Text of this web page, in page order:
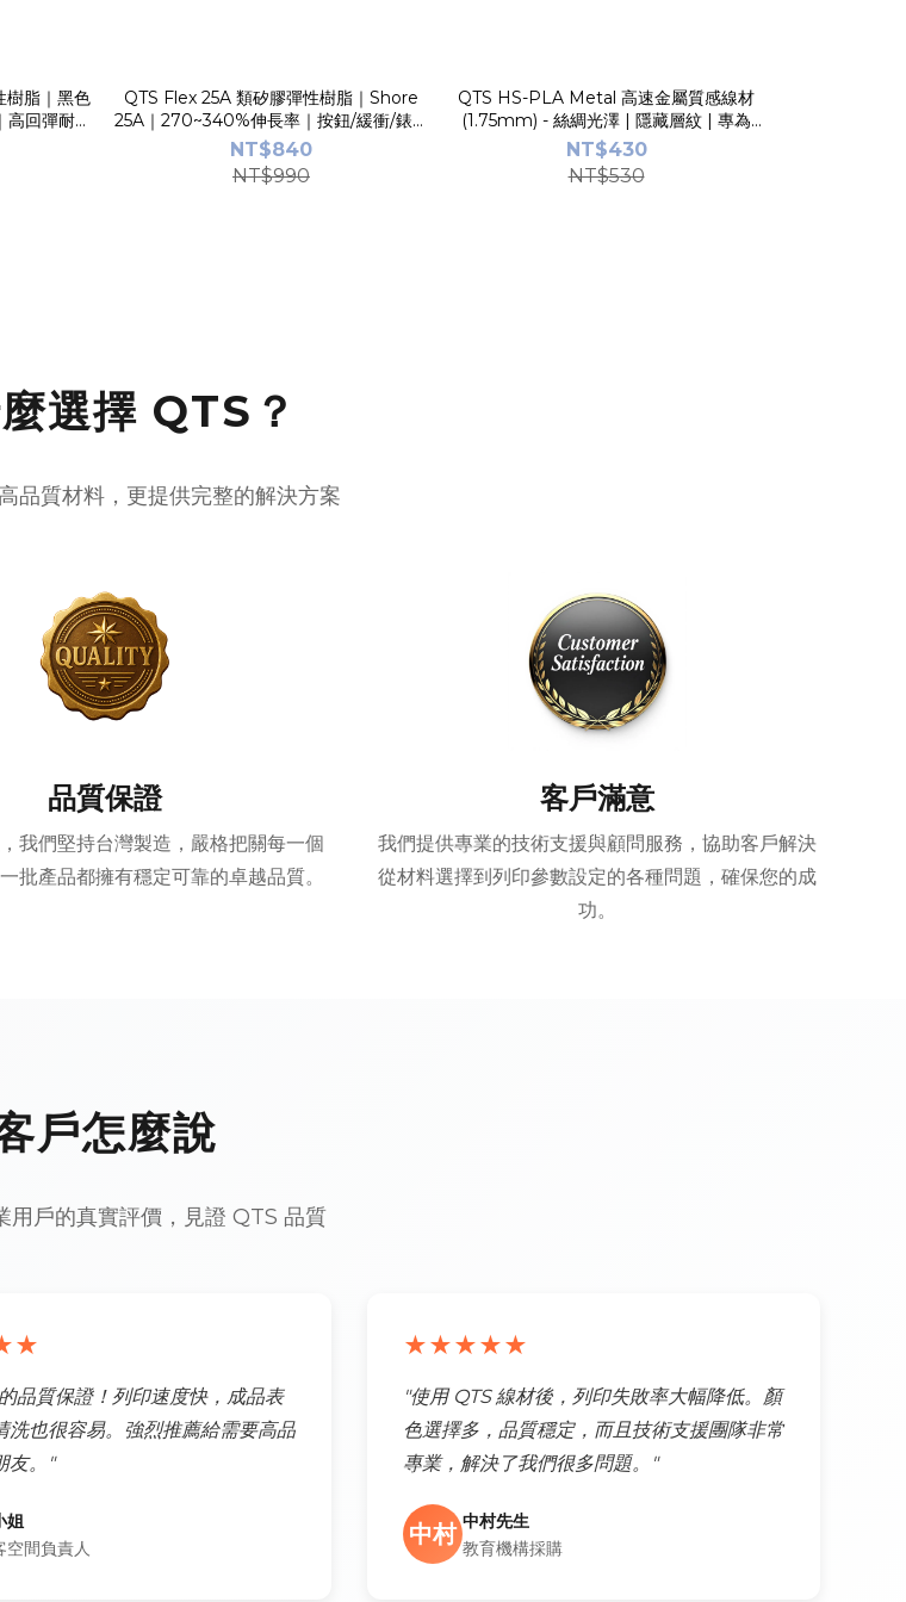
樹脂｜黑色
回彈耐彎
QTS Flex 25A 類矽膠彈性樹脂｜Shore
25A｜270~340%伸長率｜按鈕/緩衝/錶帶
｜台灣製造
NT$840
NT$990
QTS HS-PLA Metal 高速金屬質感線材
(1.75mm) - 絲綢光澤 | 隱藏層紋 | 專為
Bambu Lab 優化
NT$430
NT$530
選擇 QTS？
品質材料，更提供完整的解決方案
品質保證
我們堅持台灣製造，嚴格把關每一個
批產品都擁有穩定可靠的卓越品質。
客戶滿意
我們提供專業的技術支援與顧問服務，協助客戶解決
從材料選擇到列印參數設定的各種問題，確保您的成
功。
戶怎麼說
用戶的真實評價，見證 QTS 品質
品質保證！列印速度快，成品表
洗也很容易。強烈推薦給需要高品
友。"
姐
空間負責人
★★★★★
"使用 QTS 線材後，列印失敗率大幅降低。顏
色選擇多，品質穩定，而且技術支援團隊非常
專業，解決了我們很多問題。"
中村 中村先生
教育機構採購